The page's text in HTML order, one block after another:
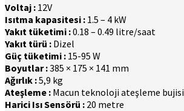
Voltaj : 12V
Isıtma kapasitesi : 1.5 – 4 kW
Yakıt tüketimi :0.18 – 0.49 litre/saat
Yakıt türü : Dizel
Güç tüketimi : 15-95 W
Boyutlar :385 × 175 × 141 mm
Ağırlık :5,9 kg
Ateşleme : Macun teknoloji ateşleme bujisi
Harici Isı Sensörü : 20 metre